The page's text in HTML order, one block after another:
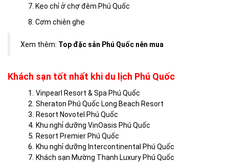
7. Kẹo chỉ ở chợ đêm Phú Quốc
8. Cơm chiên ghẹ
Xem thêm: Top đặc sản Phú Quốc nên mua
Khách sạn tốt nhất khi du lịch Phú Quốc
Vinpearl Resort & Spa Phú Quốc
Sheraton Phú Quốc Long Beach Resort
Resort Novotel Phú Quốc
Khu nghỉ dưỡng VinOasis Phú Quốc
Resort Premier Phú Quốc
Khu nghỉ dưỡng Intercontinental Phú Quốc
Khách sạn Mường Thanh Luxury Phú Quốc